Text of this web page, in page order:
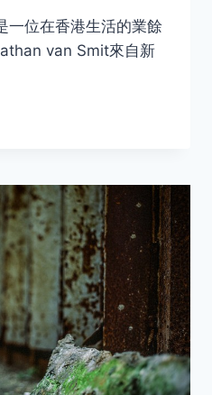
一位在香港生活的業餘
van Smit來自新